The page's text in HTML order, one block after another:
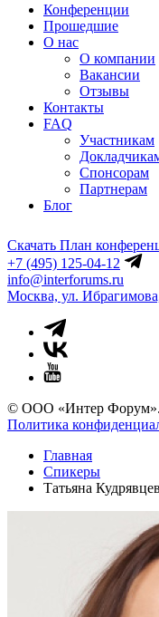
Конференции
Прошедшие
О нас
О компании
Вакансии
Отзывы
Контакты
FAQ
Участникам
Спонсорам
Партнерам
Блог
Скачать План
+7 (495) 125-04-12
info@interforums.ru
Москва, ул.
© ООО «Интер Форум».
Политика
Главная
Спикеры
Татьяна